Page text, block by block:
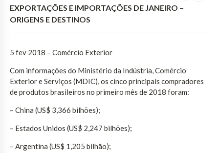
EXPORTAÇÕES E IMPORTAÇÕES DE JANEIRO –
ORIGENS E DESTINOS
5 fev 2018 – Comércio Exterior
Com informações do Ministério da Indústria, Comércio
Exterior e Serviços (MDIC), os cinco principais compradores
de produtos brasileiros no primeiro mês de 2018 foram:
– China (US$ 3,366 bilhões);
– Estados Unidos (US$ 2,247 bilhões);
– Argentina (US$ 1,205 bilhão);